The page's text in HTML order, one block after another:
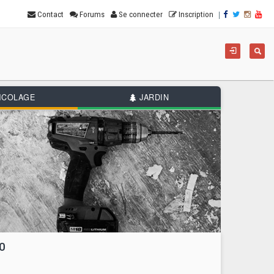
Contact Forums Se connecter Inscription |
JARDIN